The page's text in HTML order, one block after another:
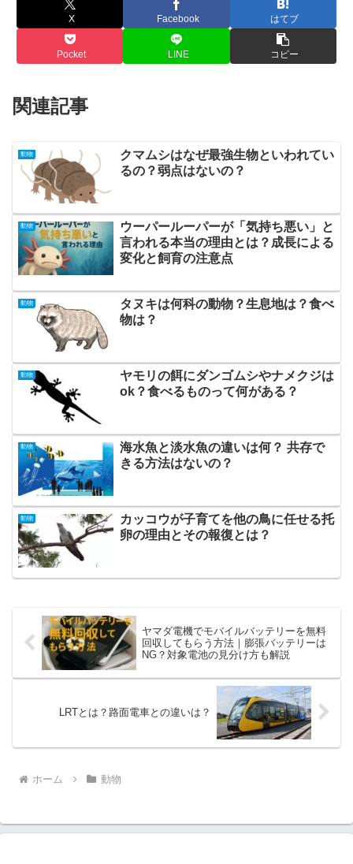
X Facebook はてブ
Pocket LINE コピー
関連記事
動物
クマムシはなぜ最強生物といわれてい
るの？弱点はないの？
動物
ウーパールーパーが「気持ち悪い」と
言われる本当の理由とは？成長による
変化と飼育の注意点
動物
タヌキは何科の動物？生息地は？食べ
物は？
動物
ヤモリの餌にダンゴムシやナメクジは
ok？食べるものって何がある？
動物
海水魚と淡水魚の違いは何？ 共存で
きる方法はないの？
動物
カッコウが子育てを他の鳥に任せる托
卵の理由とその報復とは？
ヤマダ電機でモバイルバッテリーを無料
回収してもらう方法｜膨張バッテリーは
NG？対象電池の見分け方も解説
LRTとは？路面電車との違いは？
ホーム 動物